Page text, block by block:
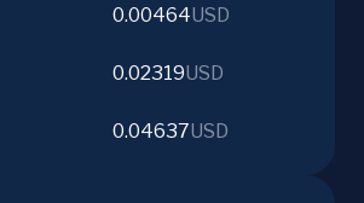
0.00464USD
0.02319USD
0.04637USD